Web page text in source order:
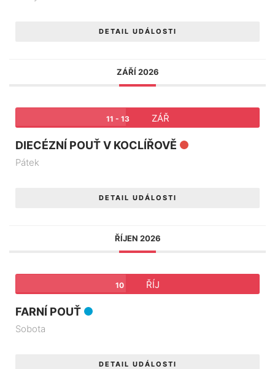
DETAIL UDÁLOSTI
ZÁŘÍ 2026
11 - 13 ZÁŘ
DIECÉZNÍ POUŤ V KOCLÍŘOVĚ
Pátek
DETAIL UDÁLOSTI
ŘÍJEN 2026
10 ŘÍJ
FARNÍ POUŤ
Sobota
DETAIL UDÁLOSTI